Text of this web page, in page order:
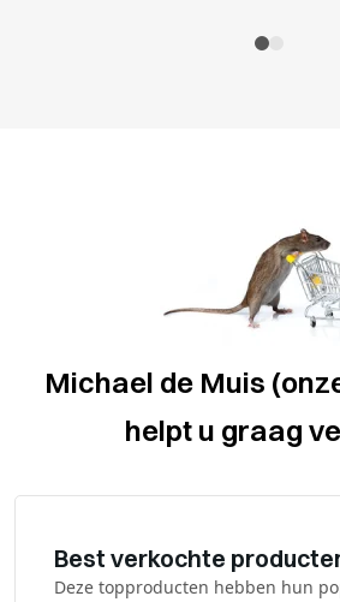
Michael de Muis
helpt u graag
Best verkochte
Deze topproducten hebben hun